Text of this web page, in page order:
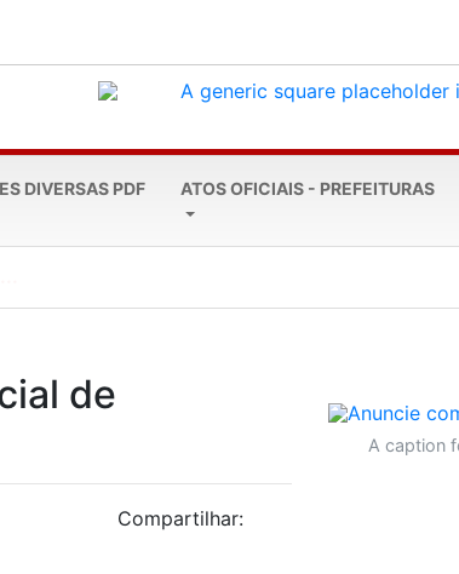
DIVERSAS PDF ATOS OFICIAIS - PREFEITURAS
de
Compartilhar:
A caption